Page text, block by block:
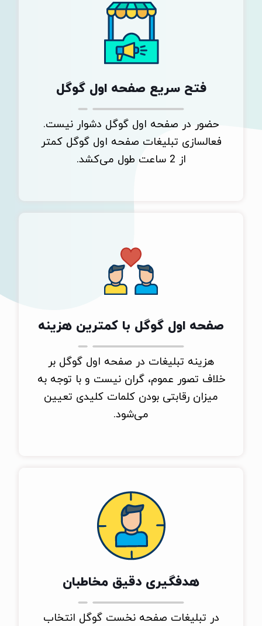
فتح سریع صفحه اول گوگل
حضور در صفحه اول گوگل دشوار نیست.
فعالسازی تبلیغات صفحه اول گوگل کمتر
از 2 ساعت طول می‌کشد.
صفحه اول گوگل با کمترین هزینه
هزینه تبلیغات در صفحه اول گوگل بر
خلاف تصور عموم، گران نیست و با توجه به
میزان رقابتی بودن کلمات کلیدی تعیین
می‌شود.
هدفگیری دقیق مخاطبان
در تبلیغات صفحه نخست گوگل انتخاب